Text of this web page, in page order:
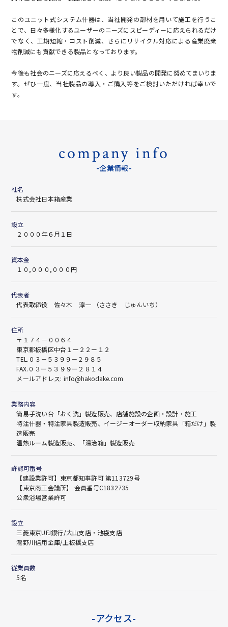
このユニット式システム什器は、当社開発の部材を用いて施工を行うこ
とで、日々多様化するユーザーのニーズにスピーディーに応えられるだけ
でなく、工期短縮・コスト削減、さらにリサイクル対応による産業廃棄
物削減にも貢献できる製品となっております。
今後も社会のニーズに応えるべく、より良い製品の開発に努めてまいりま
す。ぜひ一度、当社製品の導入・ご購入等をご検討いただければ幸いで
す。
company info
-企業情報-
社名
株式会社日本箱産業
設立
２０００年６月１日
資本金
１０,０００,０００円
代表者
代表取締役 佐々木 淳一 （ささき じゅんいち）
住所
〒１７４－００６４
東京都板橋区中台１ー２２ー１２
TEL. ０３－５３９９－２９８５
FAX.０３ー５３９９ー２８１４
メールアドレス: info@hakodake.com
業務内容
簡易手洗い台「おく洗」製造販売、店舗施設の企画・設計・施工
特注什器・特注家具製造販売、イージーオーダー収納家具「箱だけ」製
造販売
温熱ルーム製造販売、「湯治箱」製造販売
許認可番号
【建設業許可】東京都知事許可 第113729号
【東京商工会議所】 会員番号C1832735
公衆浴場営業許可
設立
三菱東京UFJ銀行/大山支店・池袋支店
瀧野川信用金庫/上板橋支店
従業員数
5名
-アクセス-